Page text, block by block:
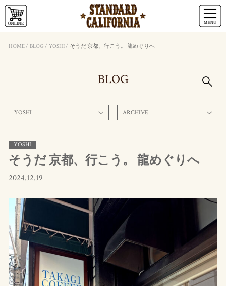
HOME/ BLOG / YOSHI/ そうだ 京都、行こう。 龍めぐりへ
BLOG
YOSHI ARCHIVE
YOSHI
そうだ 京都、行こう。 龍めぐりへ
2024.12.19